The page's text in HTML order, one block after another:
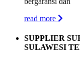
read more
SUPPLIER
SULAWESI